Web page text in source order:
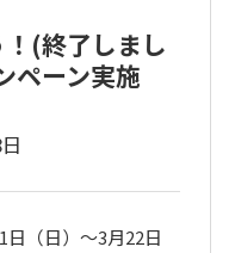
(終了しまし
ペーン実施
日（日）～3月22日